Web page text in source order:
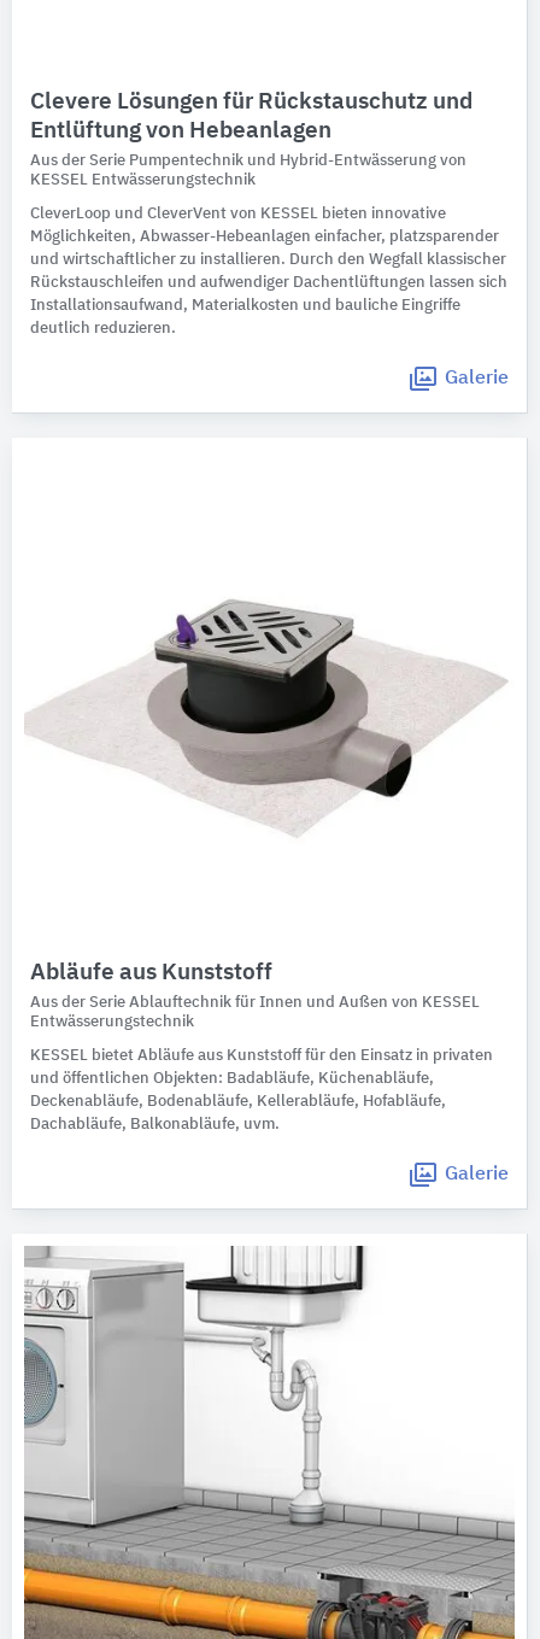
Clevere Lösungen für Rückstauschutz und
Entlüftung von Hebeanlagen
Aus der Serie Pumpentechnik und Hybrid-Entwässerung von
KESSEL Entwässerungstechnik
CleverLoop und CleverVent von KESSEL bieten innovative
Möglichkeiten, Abwasser-Hebeanlagen einfacher, platzsparender
und wirtschaftlicher zu installieren. Durch den Wegfall klassischer
Rückstauschleifen und aufwendiger Dachentlüftungen lassen sich
Installationsaufwand, Materialkosten und bauliche Eingriffe
deutlich reduzieren.
Galerie
Abläufe aus Kunststoff
Aus der Serie Ablauftechnik für Innen und Außen von KESSEL
Entwässerungstechnik
KESSEL bietet Abläufe aus Kunststoff für den Einsatz in privaten
und öffentlichen Objekten: Badabläufe, Küchenabläufe,
Deckenabläufe, Bodenabläufe, Kellerabläufe, Hofabläufe,
Dachabläufe, Balkonabläufe, uvm.
Galerie